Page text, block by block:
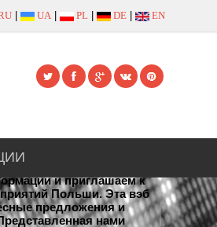
UA PL DE EN
и приглашаем к
Польши. Эта вэб
предложения и
нами